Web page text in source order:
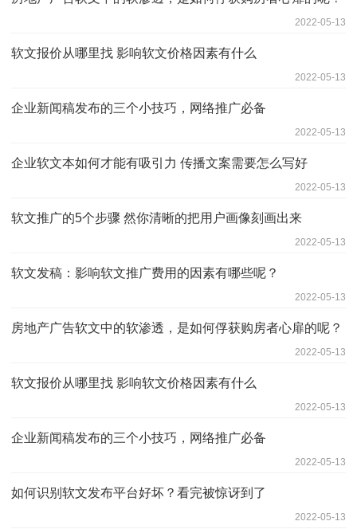
2022-05-13
软文报价从哪里找 影响软文价格因素有什么
2022-05-13
企业新闻稿发布的三个小技巧，网络推广必备
2022-05-13
企业软文本如何才能有吸引力 传播文案需要怎么写好
2022-05-13
软文推广的5个步骤 然你清晰的把用户画像刻画出来
2022-05-13
软文发稿：影响软文推广费用的因素有哪些呢？
2022-05-13
房地产广告软文中的软渗透，是如何俘获购房者心扉的呢？
2022-05-13
软文报价从哪里找 影响软文价格因素有什么
2022-05-13
企业新闻稿发布的三个小技巧，网络推广必备
2022-05-13
如何识别软文发布平台好坏？看完被惊讶到了
2022-05-13